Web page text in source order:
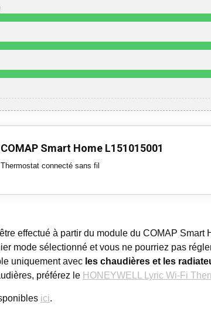
COMAP Smart Home L151015001
Thermostat connecté sans fil
effectué à partir du module du COMAP
mode sélectionné et vous ne pourriez pas
uniquement avec les chaudières et les
préférez le HONEYWELL Lyric Wi-Fi
ici.